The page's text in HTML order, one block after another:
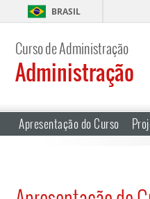
BRASIL
Curso de Administração
Administração
Apresentação do Curso